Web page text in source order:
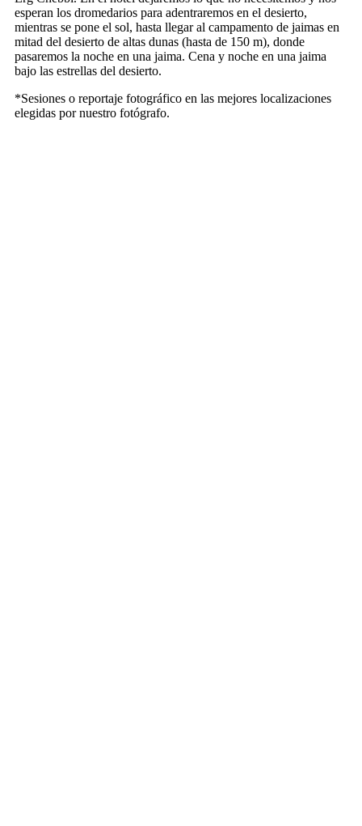
esperan los dromedarios para adentraremos en el desierto,
mientras se pone el sol, hasta llegar al campamento de jaimas en
mitad del desierto de altas dunas (hasta de 150 m), donde
pasaremos la noche en una jaima. Cena y noche en una jaima
bajo las estrellas del desierto.
*Sesiones o reportaje fotográfico en las mejores localizaciones
elegidas por nuestro fotógrafo.